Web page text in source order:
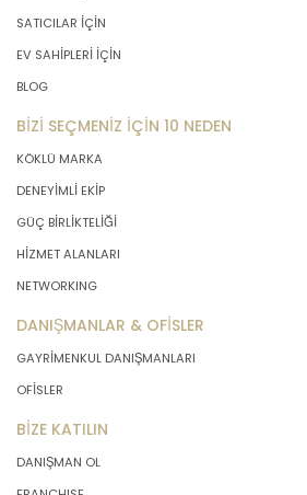
SATICILAR İÇİN
EV SAHİPLERİ İÇİN
BLOG
BİZİ SEÇMENİZ İÇİN 10 NEDEN
KÖKLÜ MARKA
DENEYİMLİ EKİP
GÜÇ BİRLİKTELİĞİ
HİZMET ALANLARI
NETWORKING
DANIŞMANLAR & OFİSLER
GAYRİMENKUL DANIŞMANLARI
OFİSLER
BİZE KATILIN
DANIŞMAN OL